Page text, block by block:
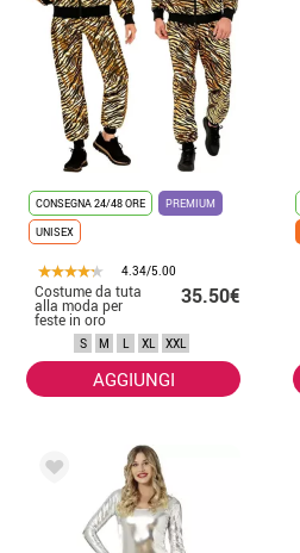
CONSEGNA 24/48 ORE
PREMIUM
UNISEX
4.34/5.00
Costume da tuta
alla moda per
feste in oro
metallizzato per
35.50€
S M L XL XXL
AGGIUNGI